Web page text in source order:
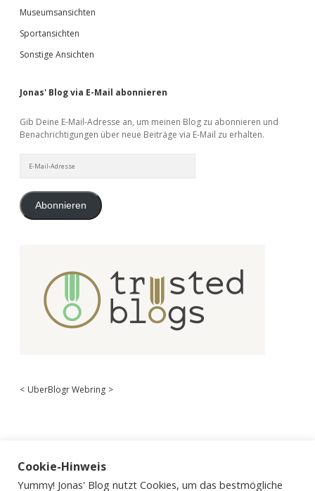
Museumsansichten
Sportansichten
Sonstige Ansichten
Jonas' Blog via E-Mail abonnieren
Gib Deine E-Mail-Adresse an, um meinen Blog zu abonnieren und
Benachrichtigungen über neue Beiträge via E-Mail zu erhalten.
Mail-
Abonnieren
< UberBlogr Webring >
Cookie-Hinweis
Yummy! Jonas' Blog nutzt Cookies, um das bestmögliche